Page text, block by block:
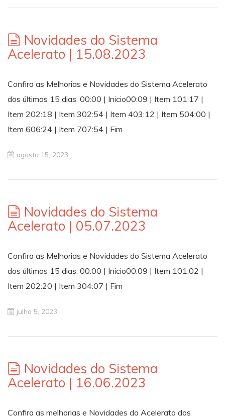
Novidades do Sistema
Acelerato | 15.08.2023
Confira as Melhorias e Novidades do Sistema Acelerato
dos últimos 15 dias. 00:00 | Inicio00:09 | Item 101:17 |
Item 202:18 | Item 302:54 | Item 403:12 | Item 504:00 |
Item 606:24 | Item 707:54 | Fim
agosto 15, 2023
Novidades do Sistema
Acelerato | 05.07.2023
Confira as Melhorias e Novidades do Sistema Acelerato
dos últimos 15 dias. 00:00 | Inicio00:09 | Item 101:02 |
Item 202:20 | Item 304:07 | Fim
julho 5, 2023
Novidades do Sistema
Acelerato | 16.06.2023
Confira as melhorias e Novidades do Acelerato dos